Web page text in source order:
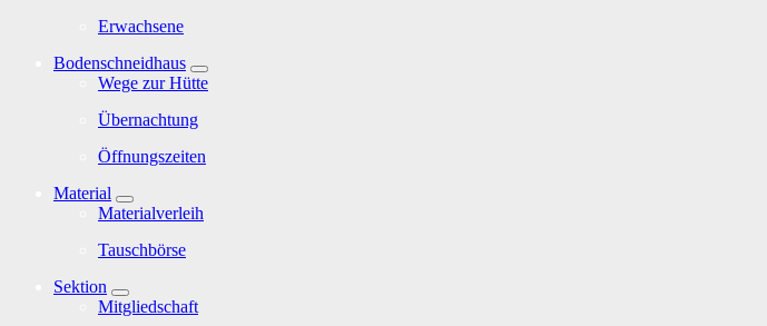
Erwachsene
Bodenschneidhaus
Wege zur Hütte
Übernachtung
Öffnungszeiten
Material
Materialverleih
Tauschbörse
Sektion
Mitgliedschaft